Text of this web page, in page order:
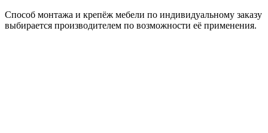
Способ монтажа и крепёж мебели по индивидуальному заказу
выбирается производителем по возможности её применения.